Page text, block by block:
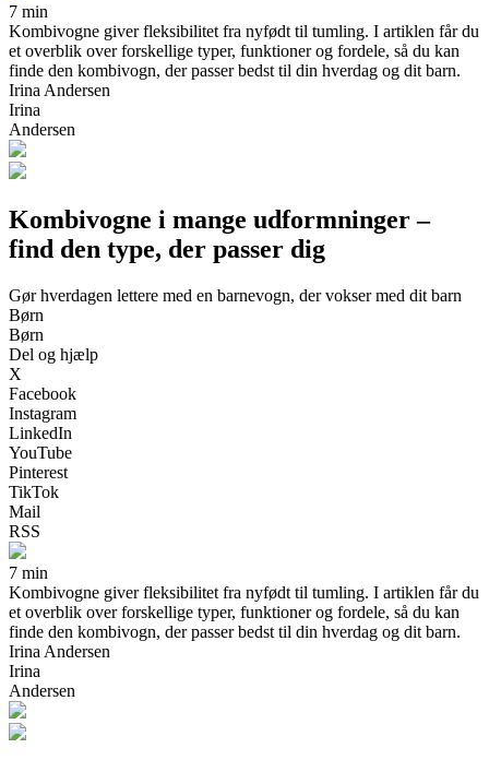
7 min
Kombivogne giver fleksibilitet fra nyfødt til tumling. I artiklen får du
et overblik over forskellige typer, funktioner og fordele, så du kan
finde den kombivogn, der passer bedst til din hverdag og dit barn.
Irina Andersen
Irina
Andersen
Kombivogne i mange udformninger –
find den type, der passer dig
Gør hverdagen lettere med en barnevogn, der vokser med dit barn
Børn
Børn
Del og hjælp
X
Facebook
Instagram
LinkedIn
YouTube
Pinterest
TikTok
Mail
RSS
7 min
Kombivogne giver fleksibilitet fra nyfødt til tumling. I artiklen får du
et overblik over forskellige typer, funktioner og fordele, så du kan
finde den kombivogn, der passer bedst til din hverdag og dit barn.
Irina Andersen
Irina
Andersen